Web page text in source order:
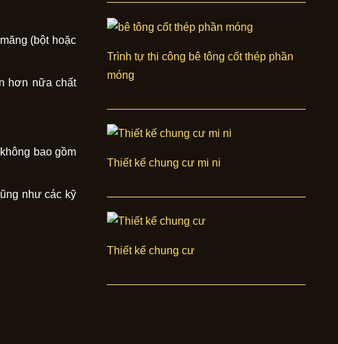
(bột hoặc
hơn nữa chất
bao gồm
như các kỹ
Trình tự thi công bê tông cốt thép phần
móng
Thiết kế chung cư mi ni
Thiết kế chung cư